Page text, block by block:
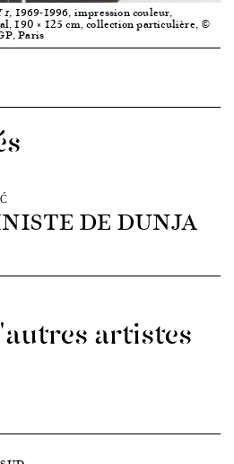
1, 1969-1996, impression couleur,
190 × 125 cm, collection particulière, ©
Paris
DE DUNJA
artistes